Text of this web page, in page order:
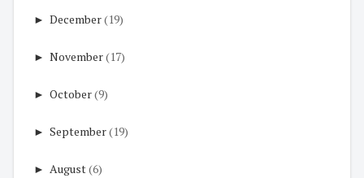
► December(19)
► November(17)
► October(9)
► September(19)
► August(6)